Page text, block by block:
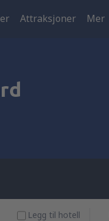
Attraksjoner Mer
Legg til hotell